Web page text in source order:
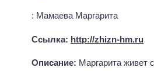
: Мамаева Маргарита
Ссылка: http://zhizn-hm.ru
Описание: Маргарита живет